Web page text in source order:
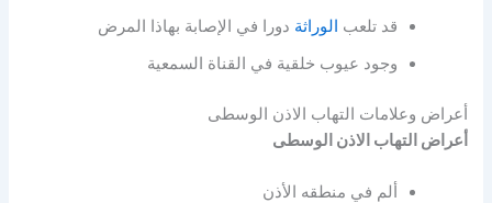
قد تلعب الوراثة دورا في الإصابة بهاذا المرض
وجود عيوب خلقية في القناة السمعية
أعراض وعلامات التهاب الاذن الوسطى
أعراض التهاب الاذن الوسطى
ألم في منطقه الأذن